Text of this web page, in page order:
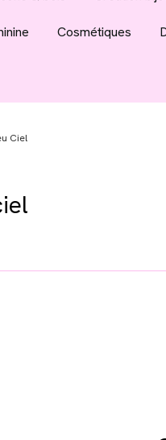
Cosmétiques
Ciel